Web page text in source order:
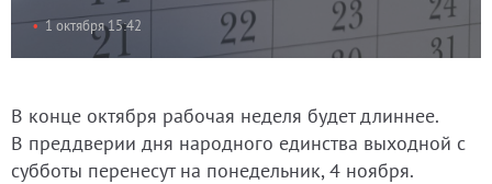
1 октября 15:42
В конце октября рабочая неделя будет длиннее.
В преддверии дня народного единства выходной с
субботы перенесут на понедельник, 4 ноября.